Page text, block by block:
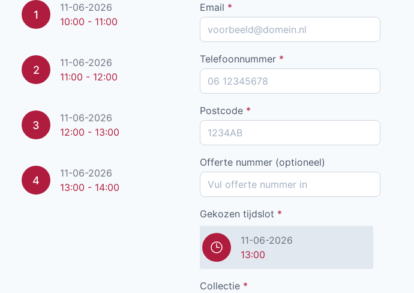
1
11-06-2026
10:00 - 11:00
2
11-06-2026
11:00 - 12:00
3
11-06-2026
12:00 - 13:00
4
11-06-2026
13:00 - 14:00
Email *
Telefoonnummer *
Postcode *
Offerte nummer (optioneel)
Gekozen tijdslot *
11-06-2026
13:00
Collectie *